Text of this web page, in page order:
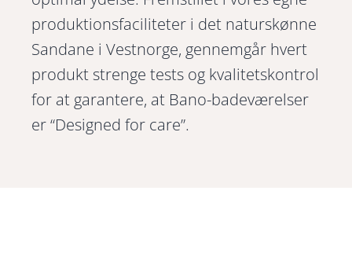
produktionsfaciliteter i det naturskønne
Sandane i Vestnorge, gennemgår hvert
produkt strenge tests og kvalitetskontrol
for at garantere, at Bano-badeværelser
er “Designed for care”.